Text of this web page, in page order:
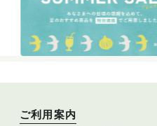
ご利用案内